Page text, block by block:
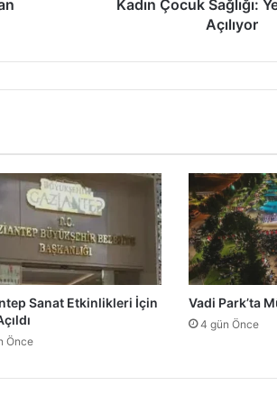
ğ
:
Y
e
n
i
E
k
B
i
ç
Kadın Çocuk Sağlığı:
Açılıyor
Sanat Etkinlikleri İçin
Önce
Vadi Park’ta
4 gün Önce